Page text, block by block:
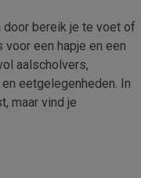
door bereik je te voet of
een hapje en een
aalscholvers,
eetgelegenheden. In
maar vind je